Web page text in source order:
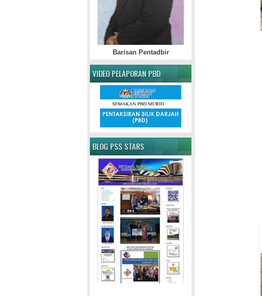
Barisan Pentadbir
VIDEO PELAPORAN PBD
BLOG PSS STARS